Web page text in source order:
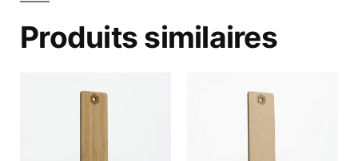
Produits similaires